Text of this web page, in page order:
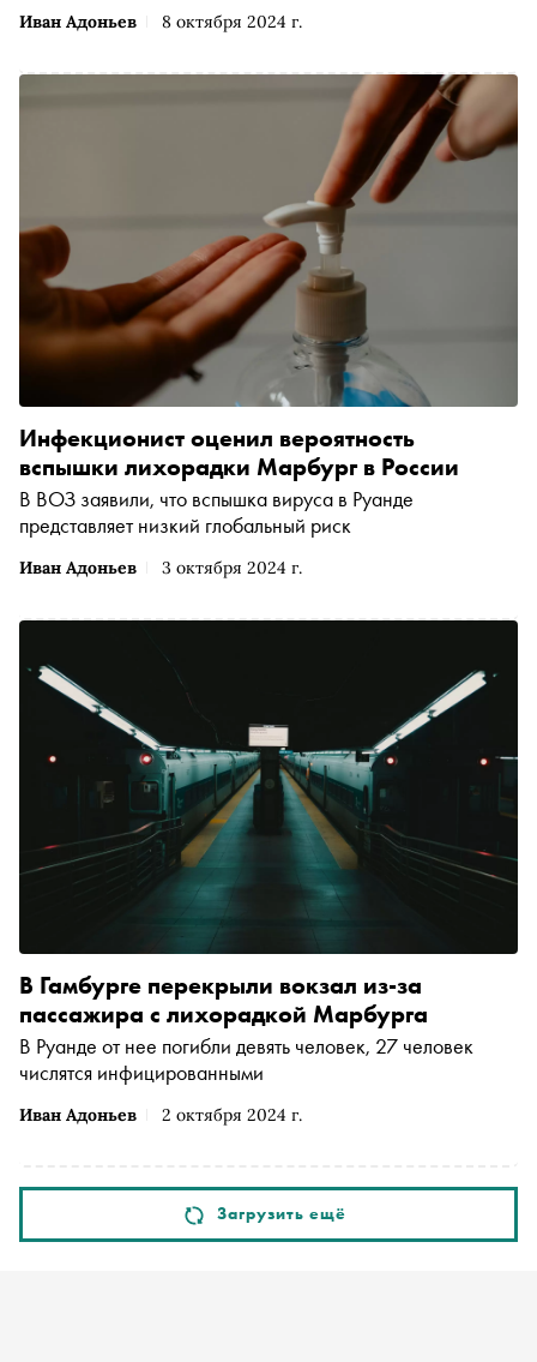
Иван Адоньев 8 октября 2024 г.
Иван Адоньев 3 октября 2024 г.
Инфекционист оценил вероятность
вспышки лихорадки Марбург в России
В ВОЗ заявили, что вспышка вируса в Руанде
представляет низкий глобальный риск
Иван Адоньев 2 октября 2024 г.
В Гамбурге перекрыли вокзал из-за
пассажира с лихорадкой Марбурга
В Руанде от нее погибли девять человек, 27 человек
числятся инфицированными
Загрузить ещё